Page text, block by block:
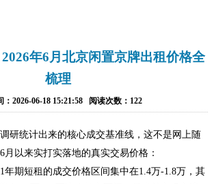
年6月北京闲置京牌出租价格全
梳理
：2026-06-18 15:21:58 阅读次数：122
研统计出来的核心成交基准线，这不是网上随
以来实打实落地的真实交易价格：
年期短租的成交价格区间集中在1.4万-1.8万，其